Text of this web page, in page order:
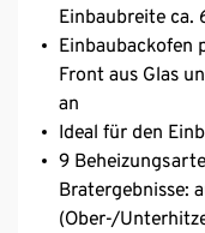
Einbaubreite ca.
Einbaubackofen
Front aus Glas
an
Ideal für den
9
Bratergebnisse:
(Ober-/